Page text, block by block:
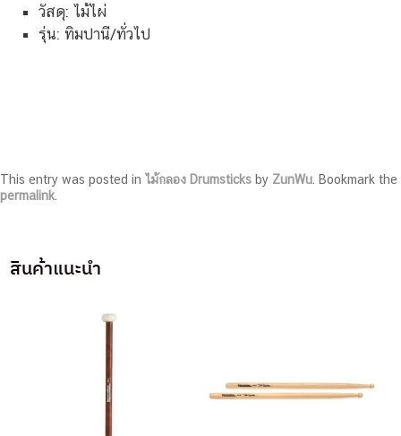
วัสดุ: ไม้ไผ่
รุ่น: ทิมปานี/ทั่วไป
This entry was posted in ไม้กลอง Drumsticks by ZunWu . Bookmark the
permalink
สินค้าแนะนำ